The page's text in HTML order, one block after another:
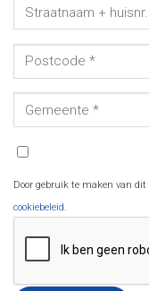
Door gebruik te maken van
cookiebeleid.